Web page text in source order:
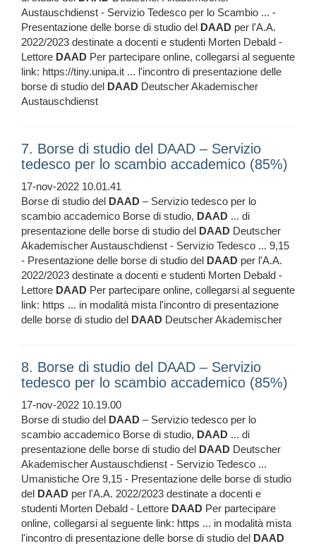
Austauschdienst - Servizio Tedesco per lo Scambio ... -
Presentazione delle borse di studio del DAAD per l'A.A.
2022/2023 destinate a docenti e studenti Morten Debald -
Lettore DAAD Per partecipare online, collegarsi al seguente
link: https://tiny.unipa.it ... l'incontro di presentazione delle
borse di studio del DAAD Deutscher Akademischer
Austauschdienst
7. Borse di studio del DAAD – Servizio
tedesco per lo scambio accademico (85%)
17-nov-2022 10.01.41
Borse di studio del DAAD – Servizio tedesco per lo
scambio accademico Borse di studio, DAAD ... di
presentazione delle borse di studio del DAAD Deutscher
Akademischer Austauschdienst - Servizio Tedesco ... 9,15
- Presentazione delle borse di studio del DAAD per l'A.A.
2022/2023 destinate a docenti e studenti Morten Debald -
Lettore DAAD Per partecipare online, collegarsi al seguente
link: https ... in modalità mista l'incontro di presentazione
delle borse di studio del DAAD Deutscher Akademischer
8. Borse di studio del DAAD – Servizio
tedesco per lo scambio accademico (85%)
17-nov-2022 10.19.00
Borse di studio del DAAD – Servizio tedesco per lo
scambio accademico Borse di studio, DAAD ... di
presentazione delle borse di studio del DAAD Deutscher
Akademischer Austauschdienst - Servizio Tedesco ...
Umanistiche Ore 9,15 - Presentazione delle borse di studio
del DAAD per l'A.A. 2022/2023 destinate a docenti e
studenti Morten Debald - Lettore DAAD Per partecipare
online, collegarsi al seguente link: https ... in modalità mista
l'incontro di presentazione delle borse di studio del DAAD